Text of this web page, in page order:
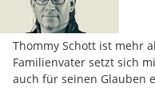
Thommy Schott ist mehr
Familienvater setzt sich
auch für seinen Glauben